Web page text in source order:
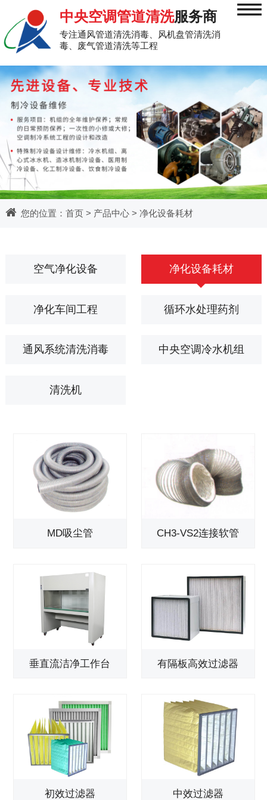
中央空调管道清洗服务商
专注通风管道清洗消毒、风机盘管清洗消
毒、废气管道清洗等工程
≡
您的位置： 首页> 产品中心> 净化设备耗材
空气净化设备 净化设备耗材
净化车间工程 循环水处理药剂
通风系统清洗消毒 中央空调冷水机组
清洗机
MD吸尘管 CH3-VS2连接软管
垂直流洁净工作台 有隔板高效过滤器
初效过滤器 中效过滤器